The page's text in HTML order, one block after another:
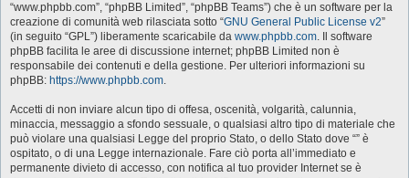
“www.phpbb.com”, “phpBB Limited”, “phpBB Teams”) che è un software per la
creazione di comunità web rilasciata sotto “GNU General Public License v2”
(in seguito “GPL”) liberamente scaricabile da www.phpbb.com. Il software
phpBB facilita le aree di discussione internet; phpBB Limited non è
responsabile dei contenuti e della gestione. Per ulteriori informazioni su
phpBB: https://www.phpbb.com.
Accetti di non inviare alcun tipo di offesa, oscenità, volgarità, calunnia,
minaccia, messaggio a sfondo sessuale, o qualsiasi altro tipo di materiale che
può violare una qualsiasi Legge del proprio Stato, o dello Stato dove “” è
ospitato, o di una Legge internazionale. Fare ciò porta all’immediato e
permanente divieto di accesso, con notifica al tuo provider Internet se è